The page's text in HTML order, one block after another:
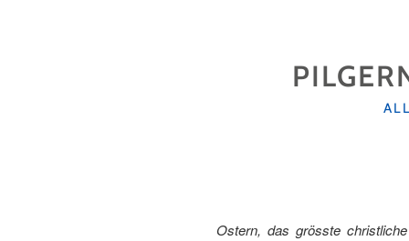
Ostern, das grösste